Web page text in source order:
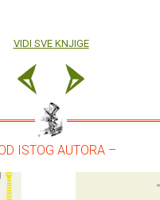
VIDI SVE KNJIGE
ISTOG AUTORA –